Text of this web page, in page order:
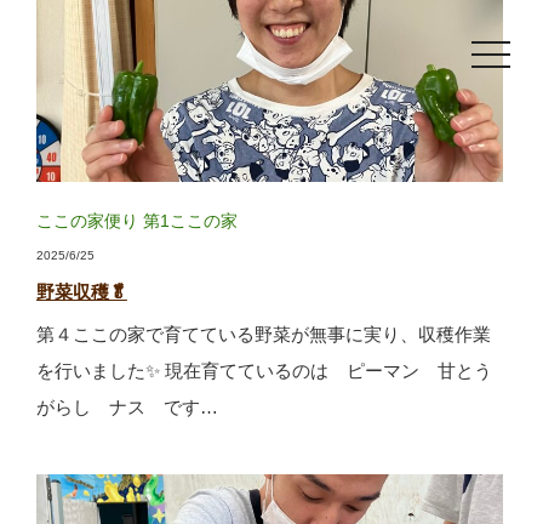
toggle
ここの家便り 第1ここの家
2025/6/25
野菜収穫🥬
第４ここの家で育てている野菜が無事に実り、収穫作業
を行いました✨ 現在育てているのは ピーマン 甘とう
がらし ナス です…